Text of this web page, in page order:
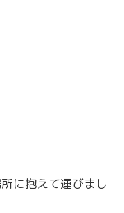
に抱えて運びまし